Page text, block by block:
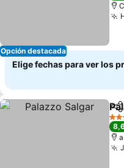
Opción destacada
Elige fechas para ver los
4